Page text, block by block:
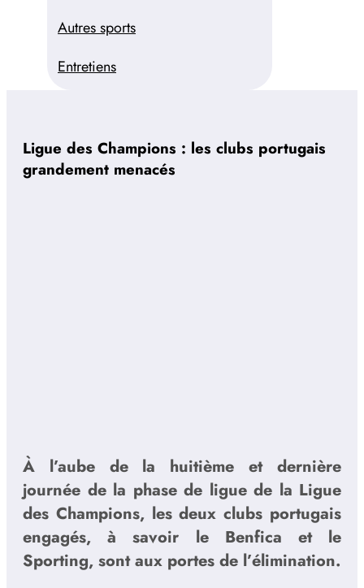
Autres sports
Entretiens
Ligue des Champions : les clubs portugais
grandement menacés
À l’aube de la huitième et dernière
journée de la phase de ligue de la Ligue
des Champions, les deux clubs portugais
engagés, à savoir le Benfica et le
Sporting, sont aux portes de l’élimination.